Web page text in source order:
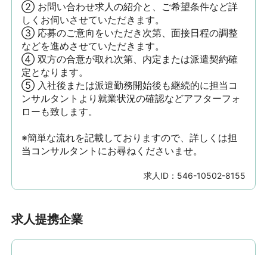
② お問い合わせ求人の紹介と、ご希望条件など詳
しくお伺いさせていただきます。
③ 応募のご意向をいただき次第、面接日程の調整
などを進めさせていただきます。
④ 双方の合意が取れ次第、内定または派遣契約確
定となります。
⑤ 入社後または派遣勤務開始後も継続的に担当コ
ンサルタントより就業状況の確認などアフターフォ
ローも致します。
※簡単な流れを記載しておりますので、詳しくは担
当コンサルタントにお尋ねくださいませ。
求人ID： 546-10502-8155
求人提携企業